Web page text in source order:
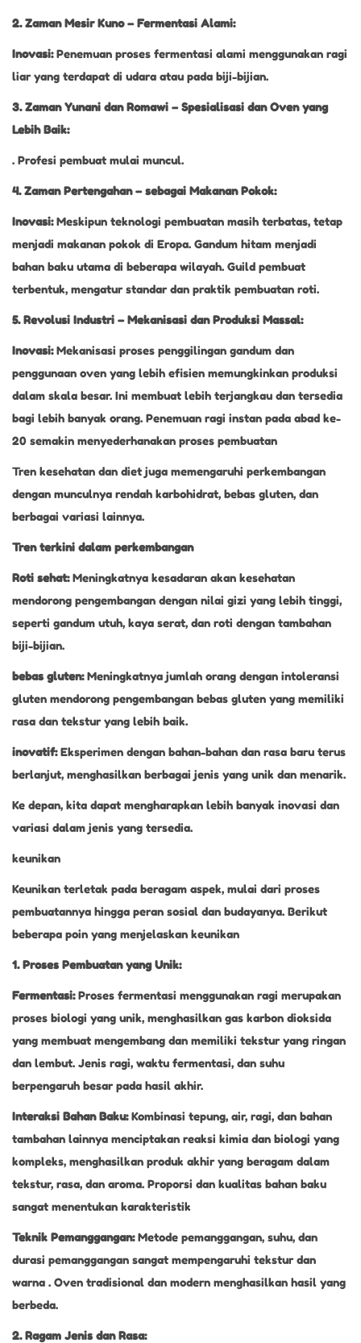
2. Zaman Mesir Kuno – Fermentasi Alami:
Inovasi:Penemuan proses fermentasi alami menggunakan ragi
liar yang terdapat di udara atau pada biji-bijian.
3. Zaman Yunani dan Romawi – Spesialisasi dan Oven yang
Lebih Baik:
. Profesi pembuat mulai muncul.
4. Zaman Pertengahan – sebagai Makanan Pokok:
Inovasi:Meskipun teknologi pembuatan masih terbatas, tetap
menjadi makanan pokok di Eropa. Gandum hitam menjadi
bahan baku utama di beberapa wilayah. Guild pembuat
terbentuk, mengatur standar dan praktik pembuatan roti.
5. Revolusi Industri – Mekanisasi dan Produksi Massal:
Inovasi:Mekanisasi proses penggilingan gandum dan
penggunaan oven yang lebih efisien memungkinkan produksi
dalam skala besar. Ini membuat lebih terjangkau dan tersedia
bagi lebih banyak orang. Penemuan ragi instan pada abad ke-
20 semakin menyederhanakan proses pembuatan
Tren kesehatan dan diet juga memengaruhi perkembangan
dengan munculnya rendah karbohidrat, bebas gluten, dan
berbagai variasi lainnya.
Tren terkini dalam perkembangan
Roti sehat:Meningkatnya kesadaran akan kesehatan
mendorong pengembangan dengan nilai gizi yang lebih tinggi,
seperti gandum utuh, kaya serat, dan roti dengan tambahan
biji-bijian.
bebas gluten:Meningkatnya jumlah orang dengan intoleransi
gluten mendorong pengembangan bebas gluten yang memiliki
rasa dan tekstur yang lebih baik.
inovatif:Eksperimen dengan bahan-bahan dan rasa baru terus
berlanjut, menghasilkan berbagai jenis yang unik dan menarik.
Ke depan, kita dapat mengharapkan lebih banyak inovasi dan
variasi dalam jenis yang tersedia.
keunikan
Keunikan terletak pada beragam aspek, mulai dari proses
pembuatannya hingga peran sosial dan budayanya. Berikut
beberapa poin yang menjelaskan keunikan
1. Proses Pembuatan yang Unik:
Fermentasi:Proses fermentasi menggunakan ragi merupakan
proses biologi yang unik, menghasilkan gas karbon dioksida
yang membuat mengembang dan memiliki tekstur yang ringan
dan lembut. Jenis ragi, waktu fermentasi, dan suhu
berpengaruh besar pada hasil akhir.
Interaksi Bahan Baku:Kombinasi tepung, air, ragi, dan bahan
tambahan lainnya menciptakan reaksi kimia dan biologi yang
kompleks, menghasilkan produk akhir yang beragam dalam
tekstur, rasa, dan aroma. Proporsi dan kualitas bahan baku
sangat menentukan karakteristik
Teknik Pemanggangan:Metode pemanggangan, suhu, dan
durasi pemanggangan sangat mempengaruhi tekstur dan
warna . Oven tradisional dan modern menghasilkan hasil yang
berbeda.
2. Ragam Jenis dan Rasa: